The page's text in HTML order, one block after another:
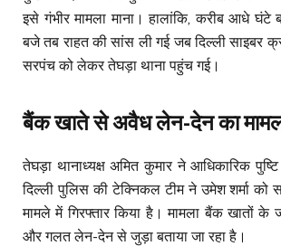
इसे गंभीर मामला माना। हालांकि, करीब आधे घंटे
बजे तब राहत की सांस ली गई जब दिल्ली साइबर
सरपंच को लेकर तेघड़ा थाना पहुंच गई।
बैंक खाते से अवैध लेन-देन का
तेघड़ा थानाध्यक्ष अमित कुमार ने आधिकारिक
दिल्ली पुलिस की टेक्निकल टीम ने उमेश शर्मा को
मामले में गिरफ्तार किया है। मामला बैंक खातों के
और गलत लेन-देन से जुड़ा बताया जा रहा है।